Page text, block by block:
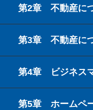
第2章 不動産に
第3章 不動産に
第4章 ビジネス
第5章 ホームペ